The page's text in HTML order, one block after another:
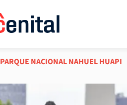
PARQUE NACIONAL NAHUEL HUAPI